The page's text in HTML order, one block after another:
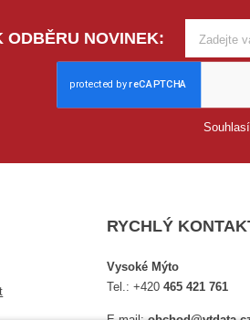
ODBĚRU NOVINEK:
RYCHLÝ
Vysoké Mýto
Tel.:+420465 421 761